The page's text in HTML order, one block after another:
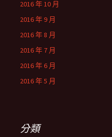
2016 年 10 月
2016 年 9 月
2016 年 8 月
2016 年 7 月
2016 年 6 月
2016 年 5 月
分類